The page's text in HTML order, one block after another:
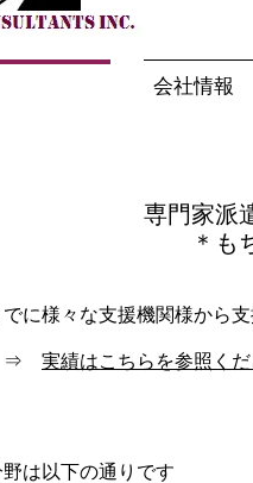
会社情報
専門家派
＊もち
でに様々な支援機関様から
実績はこちらを参照く
は以下の通りです